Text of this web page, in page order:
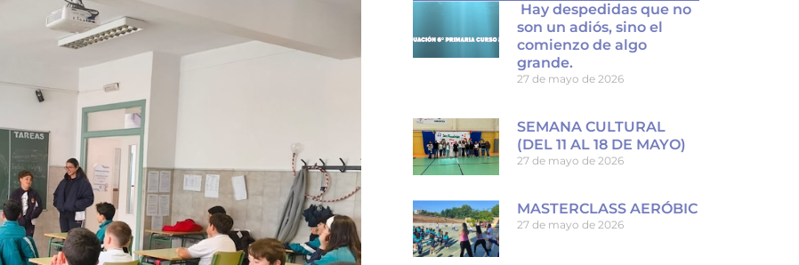
Hay despedidas que no
son un adiós, sino el
comienzo de algo
grande.
27 de mayo de 2026
SEMANA CULTURAL
(DEL 11 AL 18 DE MAYO)
27 de mayo de 2026
MASTERCLASS AERÓBIC
27 de mayo de 2026